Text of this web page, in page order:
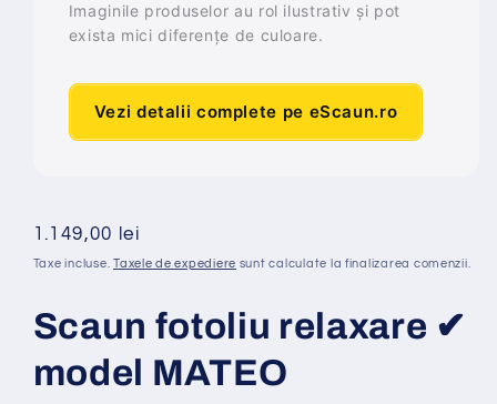
Imaginile produselor au rol ilustrativ și pot
exista mici diferențe de culoare.
Vezi detalii complete pe eScaun.ro
Preț
obișnuit
1.149,00 lei
Taxe incluse. Taxele de expediere sunt calculate la finalizarea comenzii.
Scaun fotoliu relaxare ✔
model MATEO